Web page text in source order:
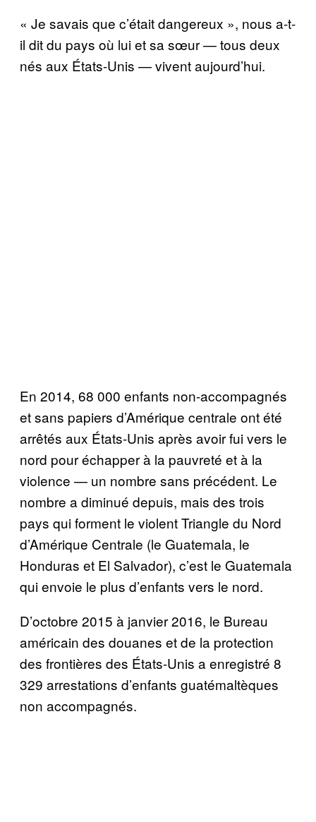
« Je savais que c’était dangereux », nous a-t-
il dit du pays où lui et sa sœur—tous deux
nés aux États-Unis —vivent aujourd’hui.
En 2014, 68 000 enfants non-accompagnés
et sans papiers d’Amérique centrale ontété
arrêtés aux États-Unis après avoir fui vers le
nord pouréchapperà la pauvreté età la
violence — un nombre sans précédent. Le
nombre a diminué depuis, mais des trois
pays qui forment le violent Triangle du Nord
d’Amérique Centrale (le Guatemala, le
Honduras et El Salvador), c’est le Guatemala
qui envoie le plus d’enfants vers le nord.
D’octobre 2015 à janvier 2016, le Bureau
américain des douanes et de la protection
des frontières des États-Unis a enregistré 8
329 arrestations d’enfants guatémaltèques
non accompagnés.